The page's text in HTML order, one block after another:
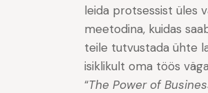
leida protsessist üles
meetodina, kuidas
teile tutvustada ühte
isiklikult oma töös
“The Power of